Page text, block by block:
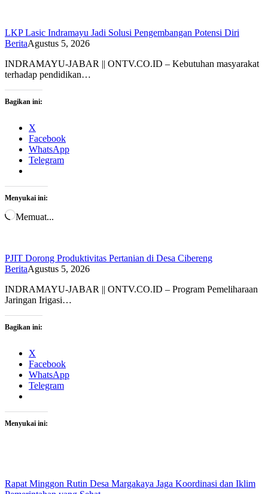
LKP Lasic Indramayu Jadi Solusi Pengembangan Potensi Diri
BeritaAgustus 5, 2026
INDRAMAYU-JABAR || ONTV.CO.ID – Kebutuhan masyarakat
terhadap pendidikan…
Bagikan ini:
X
Facebook
WhatsApp
Telegram
Menyukai ini:
Memuat...
PJIT Dorong Produktivitas Pertanian di Desa Cibereng
BeritaAgustus 5, 2026
INDRAMAYU-JABAR || ONTV.CO.ID – Program Pemeliharaan
Jaringan Irigasi…
Bagikan ini:
X
Facebook
WhatsApp
Telegram
Menyukai ini:
Rapat Minggon Rutin Desa Margakaya Jaga Koordinasi dan Iklim